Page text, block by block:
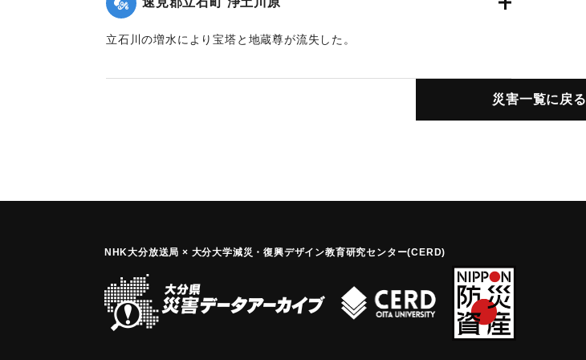
立石川の増水により宝塔と地蔵尊が流失した。
｜固有コード:00253001
災害一覧に戻る
NHK大分放送局 × 大分大学減災 ・復興デザイン教育研究センター(CERD)